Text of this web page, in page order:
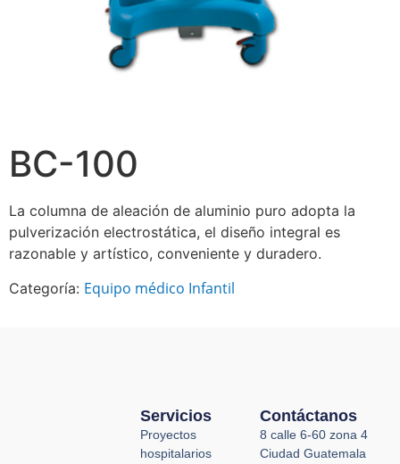
BC-100
La columna de aleación de aluminio puro adopta la
pulverización electrostática, el diseño integral es
razonable y artístico, conveniente y duradero.
Categoría: Equipo médico Infantil
Servicios
Proyectos
hospitalarios
Contáctanos
8 calle 6-60 zona 4
Ciudad Guatemala